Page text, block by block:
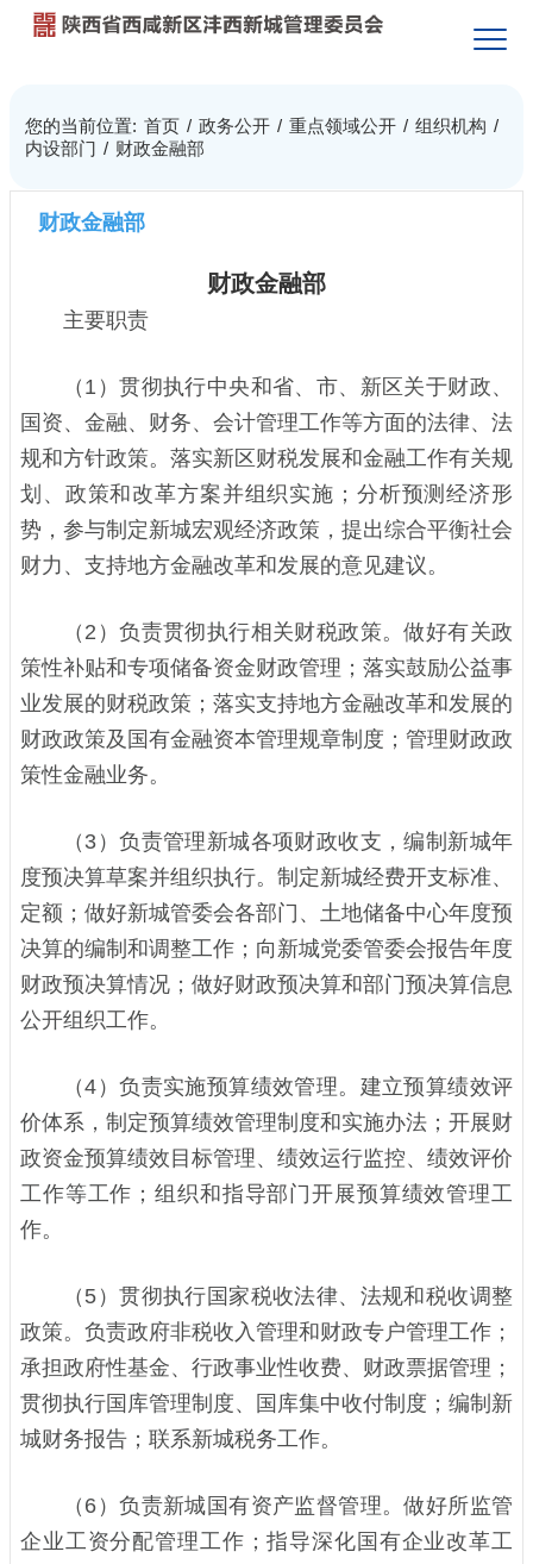
您的当前位置: 首页 / 政务公开 / 重点领域公开 / 组织机构 /
内设部门 / 财政金融部
财政金融部
财政金融部
主要职责
（1）贯彻执行中央和省、市、新区关于财政、
国资、金融、财务、会计管理工作等方面的法律、法
规和方针政策。落实新区财税发展和金融工作有关规
划、政策和改革方案并组织实施；分析预测经济形
势，参与制定新城宏观经济政策，提出综合平衡社会
财力、支持地方金融改革和发展的意见建议。
（2）负责贯彻执行相关财税政策。做好有关政
策性补贴和专项储备资金财政管理；落实鼓励公益事
业发展的财税政策；落实支持地方金融改革和发展的
财政政策及国有金融资本管理规章制度；管理财政政
策性金融业务。
（3）负责管理新城各项财政收支，编制新城年
度预决算草案并组织执行。制定新城经费开支标准、
定额；做好新城管委会各部门、土地储备中心年度预
决算的编制和调整工作；向新城党委管委会报告年度
财政预决算情况；做好财政预决算和部门预决算信息
公开组织工作。
（4）负责实施预算绩效管理。建立预算绩效评
价体系，制定预算绩效管理制度和实施办法；开展财
政资金预算绩效目标管理、绩效运行监控、绩效评价
工作等工作；组织和指导部门开展预算绩效管理工
作。
（5）贯彻执行国家税收法律、法规和税收调整
政策。负责政府非税收入管理和财政专户管理工作；
承担政府性基金、行政事业性收费、财政票据管理；
贯彻执行国库管理制度、国库集中收付制度；编制新
城财务报告；联系新城税务工作。
（6）负责新城国有资产监督管理。做好所监管
企业工资分配管理工作；指导深化国有企业改革工